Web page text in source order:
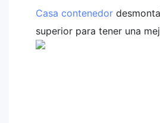
Casa contenedor
superior para tener una